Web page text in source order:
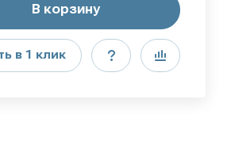
В корзину
в 1 клик